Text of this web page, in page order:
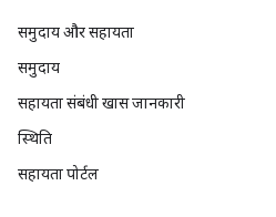
समुदाय और सहायता
समुदाय
सहायता संबंधी खास जानकारी
स्थिति
सहायता पोर्टल